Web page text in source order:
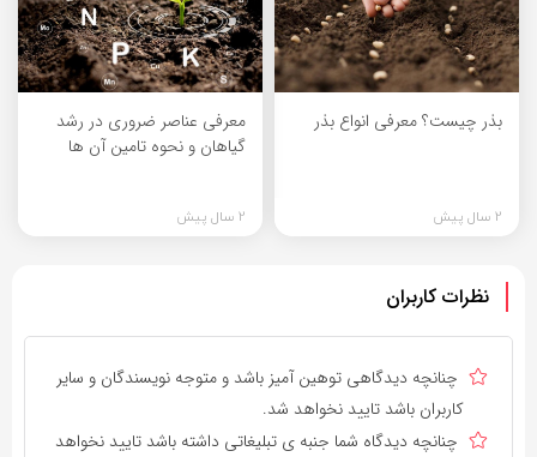
بذر چیست؟ معرفی انواع بذر
2 سال پیش
معرفی عناصر ضروری در رشد
گیاهان و نحوه تامین آن ها
2 سال پیش
نظرات کاربران
چنانچه دیدگاهی توهین آمیز باشد و متوجه نویسندگان و سایر
کاربران باشد تایید نخواهد شد.
چنانچه دیدگاه شما جنبه ی تبلیغاتی داشته باشد تایید نخواهد